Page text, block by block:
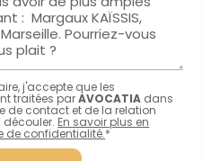
j'accepte que les
traitées parAVOCATIA dans
de contact et de la relation
En savoir plus en
de confidentialité.*